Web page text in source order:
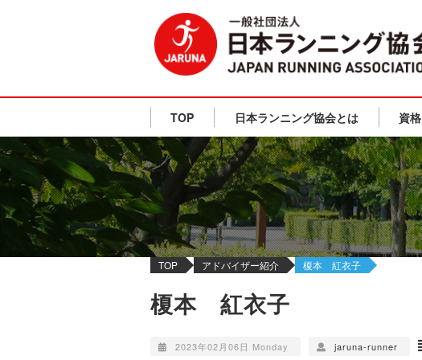
TOP 日本ランニング協会とは 資格
TOP アドバイザー紹介 榎本 紅衣子
榎本 紅衣子
2023年02月06日 Monday jaruna-runner